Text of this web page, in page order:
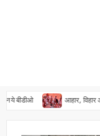
बीडीओ आहार, विहार और